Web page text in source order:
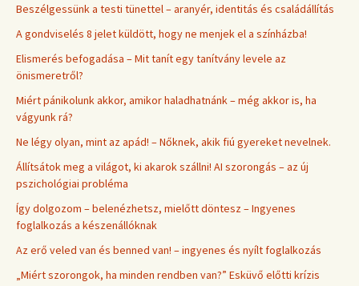
Beszélgessünk a testi tünettel – aranyér, identitás és családállítás
A gondviselés 8 jelet küldött, hogy ne menjek el a színházba!
Elismerés befogadása – Mit tanít egy tanítvány levele az
önismeretről?
Miért pánikolunk akkor, amikor haladhatnánk – még akkor is, ha
vágyunk rá?
Ne légy olyan, mint az apád! – Nőknek, akik fiú gyereket nevelnek.
Állítsátok meg a világot, ki akarok szállni! AI szorongás – az új
pszichológiai probléma
Így dolgozom – belenézhetsz, mielőtt döntesz – Ingyenes
foglalkozás a készenállóknak
Az erő veled van és benned van! – ingyenes és nyílt foglalkozás
„Miért szorongok, ha minden rendben van?” Esküvő előtti krízis